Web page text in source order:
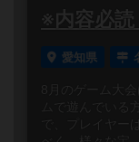
※内容必
愛知県
8月のゲーム大
ムで遊んでいる
で、プレイヤー